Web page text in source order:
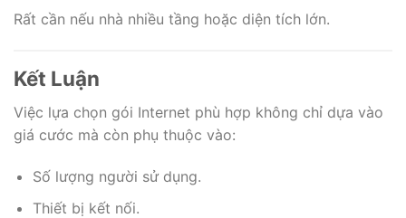
Rất cần nếu nhà nhiều tầng hoặc diện tích lớn.
Kết Luận
Việc lựa chọn gói Internet phù hợp không chỉ dựa vào
giá cước mà còn phụ thuộc vào:
Số lượng người sử dụng.
Thiết bị kết nối.